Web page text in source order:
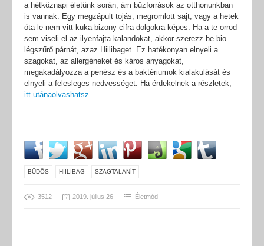
a hétköznapi életünk során, ám bűzforrások az otthonunkban
is vannak. Egy megzápult tojás, megromlott sajt, vagy a hetek
óta le nem vitt kuka bizony cifra dolgokra képes. Ha a te orrod
sem viseli el az ilyenfajta kalandokat, akkor szerezz be bio
légszűrő párnát, azaz Hiilibaget. Ez hatékonyan elnyeli a
szagokat, az allergéneket és káros anyagokat,
megakadályozza a penész és a baktériumok kialakulását és
elnyeli a felesleges nedvességet. Ha érdekelnek a részletek,
itt utánaolvashatsz.
BÜDÖS HIILIBAG SZAGTALANÍT
3512 2019. július 26 Életmód